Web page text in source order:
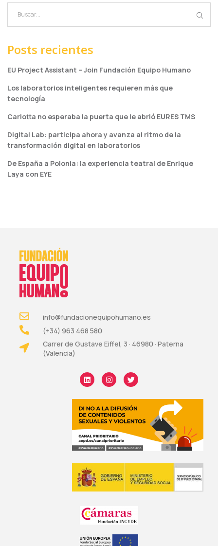
Posts recientes
EU Project Assistant – Join Fundación Equipo Humano
Los laboratorios inteligentes requieren más que
tecnología
Carlotta no esperaba la puerta que le abrió EURES TMS
Digital Lab: participa ahora y avanza al ritmo de la
transformación digital en laboratorios
De España a Polonia: la experiencia teatral de Enrique
Laya con EYE
info@fundacionequipohumano.es
(+34) 963 468 580
Carrer de Gustave Eiffel, 3 · 46980 · Paterna
(Valencia)